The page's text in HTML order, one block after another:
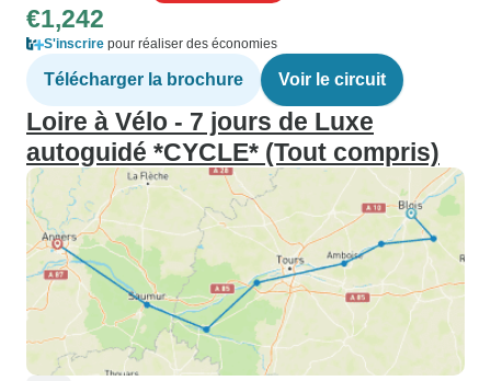
€1,242
S'inscrire pour réaliser des économies
Télécharger la brochure Voir le circuit
Loire à Vélo - 7 jours de Luxe
autoguidé *CYCLE* (Tout compris)